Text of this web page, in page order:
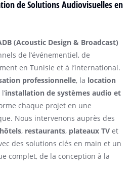
de Solutions Audiovisuelles en
(Acoustic Design & Broadcast)
de l’événementiel, de
en Tunisie et à l’international.
professionnelle, la location
installation de systèmes audio et
chaque projet en une
Nous intervenons auprès des
hôtels, restaurants, plateaux TV et
des solutions clés en main et un
complet, de la conception à la